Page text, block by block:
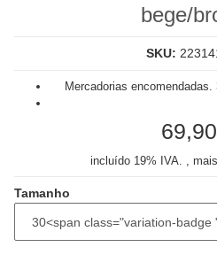
bege/
SKU:
Mercadorias
incluído 19% IVA. , mais
Tamanho